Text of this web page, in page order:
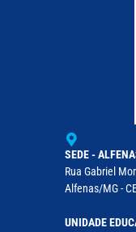
SEDE -
Rua Gabriel
Alfenas/MG -
UNIDADE